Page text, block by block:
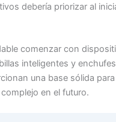
debería priorizar al
comenzar con
inteligentes y
una base sólida
en el futuro.